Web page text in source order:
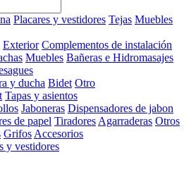
Placares y vestidores Tejas Muebles
Exterior Complementos de instalación
Muebles Bañeras e Hidromasajes
y ducha Bidet Otro
Tapas y asientos
Jaboneras Dispensadores de jabon
de papel Tiradores Agarraderas Otros
Grifos Accesorios
y vestidores